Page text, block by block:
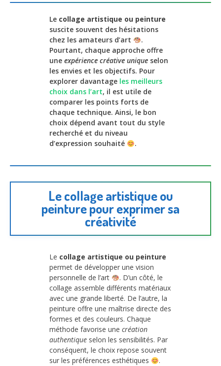
Le collage artistique ou peinture
suscite souvent des hésitations
chez les amateurs d’art
.
Pourtant, chaque approche offre
une expérience créative unique selon
les envies et les objectifs. Pour
explorer davantage les meilleurs
choix dans l’art, il est utile de
comparer les points forts de
chaque technique. Ainsi, le bon
choix dépend avant tout du style
recherché et du niveau
d’expression souhaité
.
Le collage artistique ou
peinture pour exprimer sa
créativité
Le collage artistique ou peinture
permet de développer une vision
personnelle de l’art
. D’un côté, le
collage assemble différents matériaux
avec une grande liberté. De l’autre, la
peinture offre une maîtrise directe des
formes et des couleurs. Chaque
méthode favorise une création
authentique selon les sensibilités. Par
conséquent, le choix repose souvent
sur les préférences esthétiques
.